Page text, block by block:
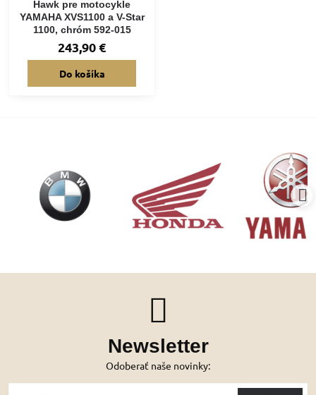
Hawk pre motocykle
YAMAHA XVS1100 a V-Star
1100, chróm 592-015
243,90 €
Do košíka
Newsletter
Odoberať naše novinky: